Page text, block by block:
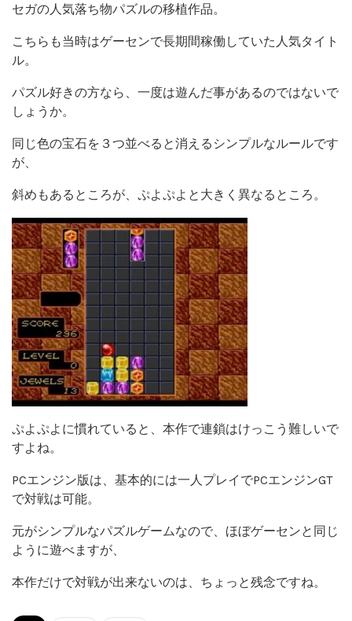
セガの人気落ち物パズルの移植作品。
こちらも当時はゲーセンで長期間稼働していた人気タイト
ル。
パズル好きの方なら、一度は遊んだ事があるのではないで
しょうか。
同じ色の宝石を３つ並べると消えるシンプルなルールです
が、
斜めもあるところが、ぷよぷよと大きく異なるところ。
ぷよぷよに慣れていると、本作で連鎖はけっこう難しいで
すよね。
PCエンジン版は、基本的には一人プレイでPCエンジンGT
で対戦は可能。
元がシンプルなパズルゲームなので、ほぼゲーセンと同じ
ように遊べますが、
本作だけで対戦が出来ないのは、ちょっと残念ですね。